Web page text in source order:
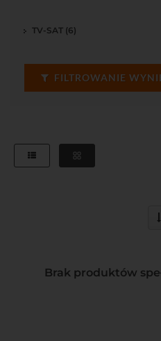
TV-SAT (6)
FILTROWANIE
Brak produktów